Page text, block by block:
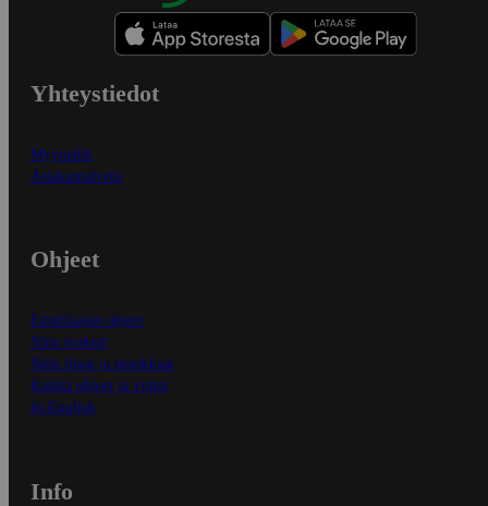
Yhteystiedot
Myymälät
Asiakaspalvelu
Ohjeet
Ensitilaajan ohjeet
Näin maksat
Näin tilaat ja muokkaat
Kaikki ohjeet ja vinkit
In English
Info